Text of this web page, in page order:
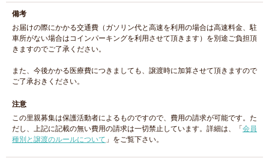
備考
お届けの際にかかる交通費（ガソリン代と高速を利用の場合は高速料金、駐
車所がない場合はコインパーキングを利用させて頂きます）を別途ご負担頂
きますのでご了承ください。
また、今後かかる医療費につきましても、譲渡時に加算させて頂きますので
ご了承おきください。
注意
この里親募集は保護活動者によるものですので、費用の請求が可能です。た
だし、上記に記載の無い費用の請求は一切禁止しています。詳細は、「 会員
種別と譲渡のルールについて 」をご覧下さい。